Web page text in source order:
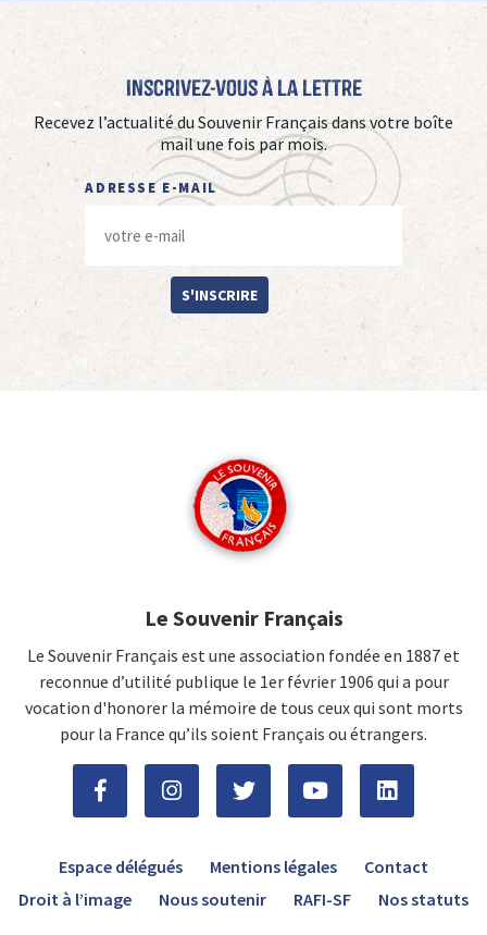
Inscrivez-vous à La Lettre
Recevez l’actualité du Souvenir Français dans votre boîte
mail une fois par mois.
ADRESSE E-MAIL
S'INSCRIRE
Le Souvenir Français
Le Souvenir Français est une association fondée en 1887 et
reconnue d’utilité publique le 1er février 1906 qui a pour
vocation d'honorer la mémoire de tous ceux qui sont morts
pour la France qu’ils soient Français ou étrangers.
Espace délégués Mentions légales
Contact
Droit à l’image
Nous soutenir RAFI-SF Nos statuts